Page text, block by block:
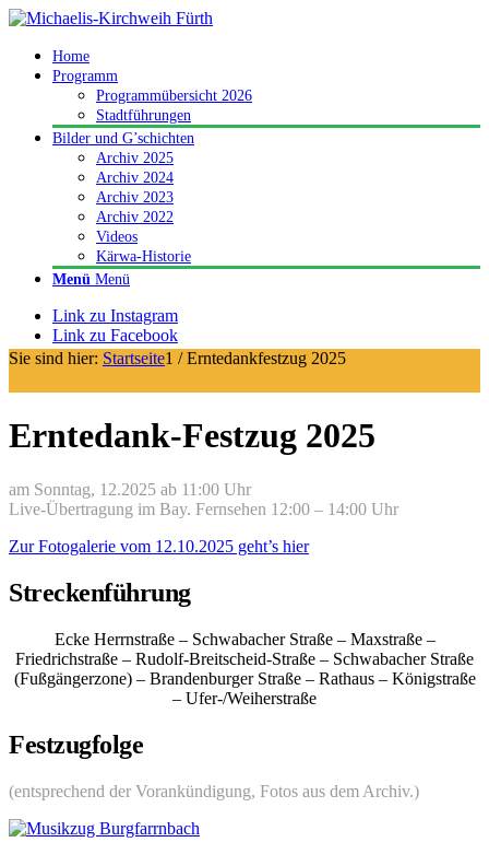
Home
Programm
Programmübersicht 2026
Stadtführungen
Bilder und G’schichten
Archiv 2025
Archiv 2024
Archiv 2023
Archiv 2022
Videos
Kärwa-Historie
Menü Menü
Link zu Instagram
Link zu Facebook
Sie sind hier: Startseite1 / Erntedankfestzug 2025
Erntedank-Festzug 2025
am Sonntag, 12.2025 ab 11:00 Uhr
Live-Übertragung im Bay. Fernsehen 12:00 – 14:00 Uhr
Zur Fotogalerie vom 12.10.2025 geht’s hier
Streckenführung
Ecke Herrnstraße – Schwabacher Straße – Maxstraße –
Friedrichstraße – Rudolf-Breitscheid-Straße – Schwabacher Straße
(Fußgängerzone) – Brandenburger Straße – Rathaus – Königstraße
– Ufer-/Weiherstraße
Festzugfolge
(entsprechend der Vorankündigung, Fotos aus dem Archiv.)